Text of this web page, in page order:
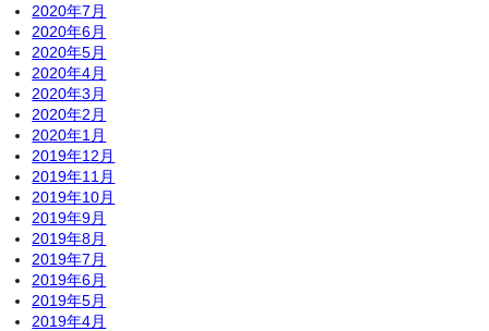
2020年7月
2020年6月
2020年5月
2020年4月
2020年3月
2020年2月
2020年1月
2019年12月
2019年11月
2019年10月
2019年9月
2019年8月
2019年7月
2019年6月
2019年5月
2019年4月